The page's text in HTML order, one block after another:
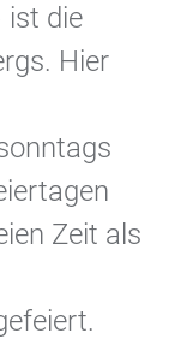
ist die
Hier
Zeit als